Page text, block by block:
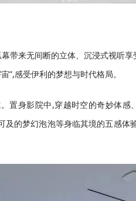
带来无间断的立体、沉浸式视听
”,感受伊利的梦想与时代格局。
置身影院中,穿越时空的奇妙体感
的梦幻泡泡等身临其境的五感体